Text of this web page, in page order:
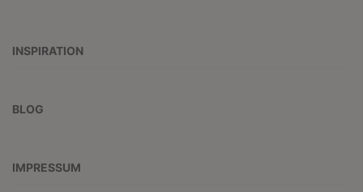
INSPIRATION
BLOG
IMPRESSUM